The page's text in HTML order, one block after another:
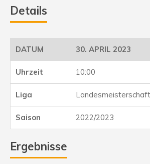
Details
30. APRIL 2023
10:00
2022/2023
Ergebnisse